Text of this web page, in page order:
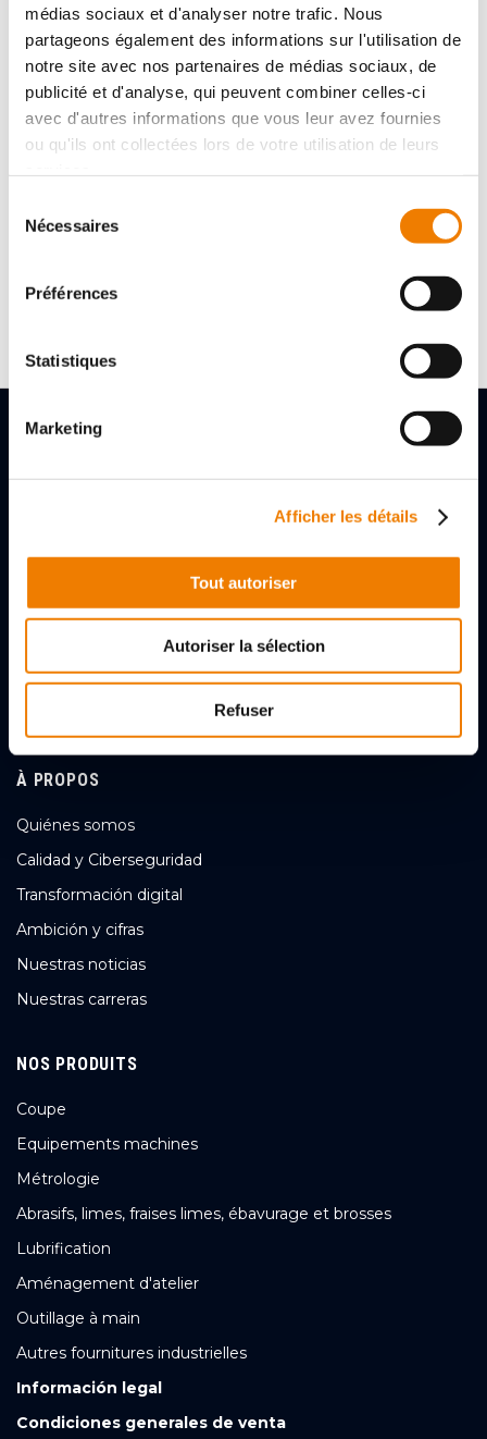
médias sociaux et d'analyser notre trafic. Nous
partageons également des informations sur l'utilisation de
notre site avec nos partenaires de médias sociaux, de
publicité et d'analyse, qui peuvent combiner celles-ci
avec d'autres informations que vous leur avez fournies
ou qu'ils ont collectées lors de votre utilisation de leurs
Nécessaires
Préférences
Statistiques
Marketing
Afficher les détails
Tout autoriser
Autoriser la sélection
Refuser
Référence :MECAGREEN550JER
Cond. : 20 L
Poids :
Référence :MECAGREEN550TON
Poids :
56.22
Cond. :215 L
72000 LE MANS, FRANCE
Nous contacter
À PROPOS
Quiénes somos
Calidad y Ciberseguridad
Transformación digital
Ambición y cifras
Nuestras noticias
Nuestras carreras
NOS PRODUITS
Coupe
Equipements machines
Métrologie
Abrasifs, limes, fraises limes, ébavurage et brosses
Lubrification
Aménagement d'atelier
Outillage à main
Autres fournitures industrielles
Información legal
Condiciones generales de venta